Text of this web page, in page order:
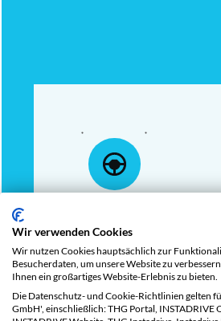
1.000
bei
Wir verwenden Cookies
Wir nutzen Cookies hauptsächlich zur
Besucherdaten, um unsere Website zu
Ihnen ein großartiges Website-Erlebnis zu bieten.
Die Datenschutz- und Cookie-Richtlinien gelten
GmbH', einschließlich: THG Portal, INSTADRIVE